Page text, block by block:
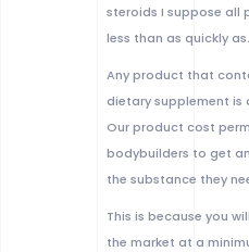
steroids I suppose
less than as quickly as.
Any product that
dietary supplement is
Our product cost
bodybuilders to get
the substance they
This is because you
the market at a